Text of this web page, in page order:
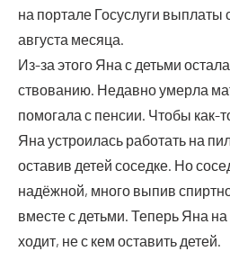
на пор­та­ле Госус­лу­ги выпла­ты
авгу­ста месяца.
Из-за это­го Яна с детьми
ство­ва­нию. Недав­но умер­ла
помо­га­ла с пен­сии. Что­бы как-
Яна устро­и­лась рабо­тать на
оста­вив детей сосед­ке. Но
надёж­ной, мно­го выпив
вме­сте с детьми. Теперь Яна
ходит, не с кем оста­вить детей.